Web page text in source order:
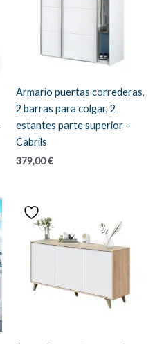
Armario puertas correderas,
2 barras para colgar, 2
estantes parte superior –
Cabrils
379,00€